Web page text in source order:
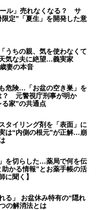
ル」売れなくなる？ サ
定”「夏生」を開発した意
うちの親、気を使わなくて
気な夫に絶望…義実家
妻の本音
危険…「お盆の空き巣」を
？ 元警視庁刑事が明か
家”の共通点
タイリング剤を「表面」に
は“内側の根元”が正解…崩
を切らした…薬局で何を伝
かる情報”とお薬手帳の活
に聞く】
る」 お盆休み特有の“隠れ
の解消法とは